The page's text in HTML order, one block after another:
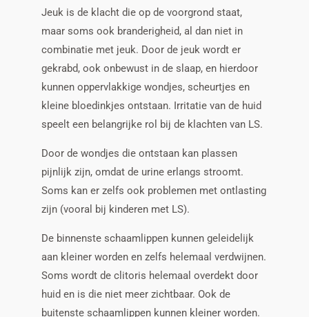
Jeuk is de klacht die op de voorgrond staat,
maar soms ook branderigheid, al dan niet in
combinatie met jeuk. Door de jeuk wordt er
gekrabd, ook onbewust in de slaap, en hierdoor
kunnen oppervlakkige wondjes, scheurtjes en
kleine bloedinkjes ontstaan. Irritatie van de huid
speelt een belangrijke rol bij de klachten van LS.
Door de wondjes die ontstaan kan plassen
pijnlijk zijn, omdat de urine erlangs stroomt.
Soms kan er zelfs ook problemen met ontlasting
zijn (vooral bij kinderen met LS).
De binnenste schaamlippen kunnen geleidelijk
aan kleiner worden en zelfs helemaal verdwijnen.
Soms wordt de clitoris helemaal overdekt door
huid en is die niet meer zichtbaar. Ook de
buitenste schaamlippen kunnen kleiner worden.